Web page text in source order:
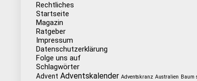
Rechtliches
Startseite
Magazin
Ratgeber
Impressum
Datenschutzerklärung
Folge uns auf
Schlagwörter
Advent Adventskalender Adventskranz Australien Baum